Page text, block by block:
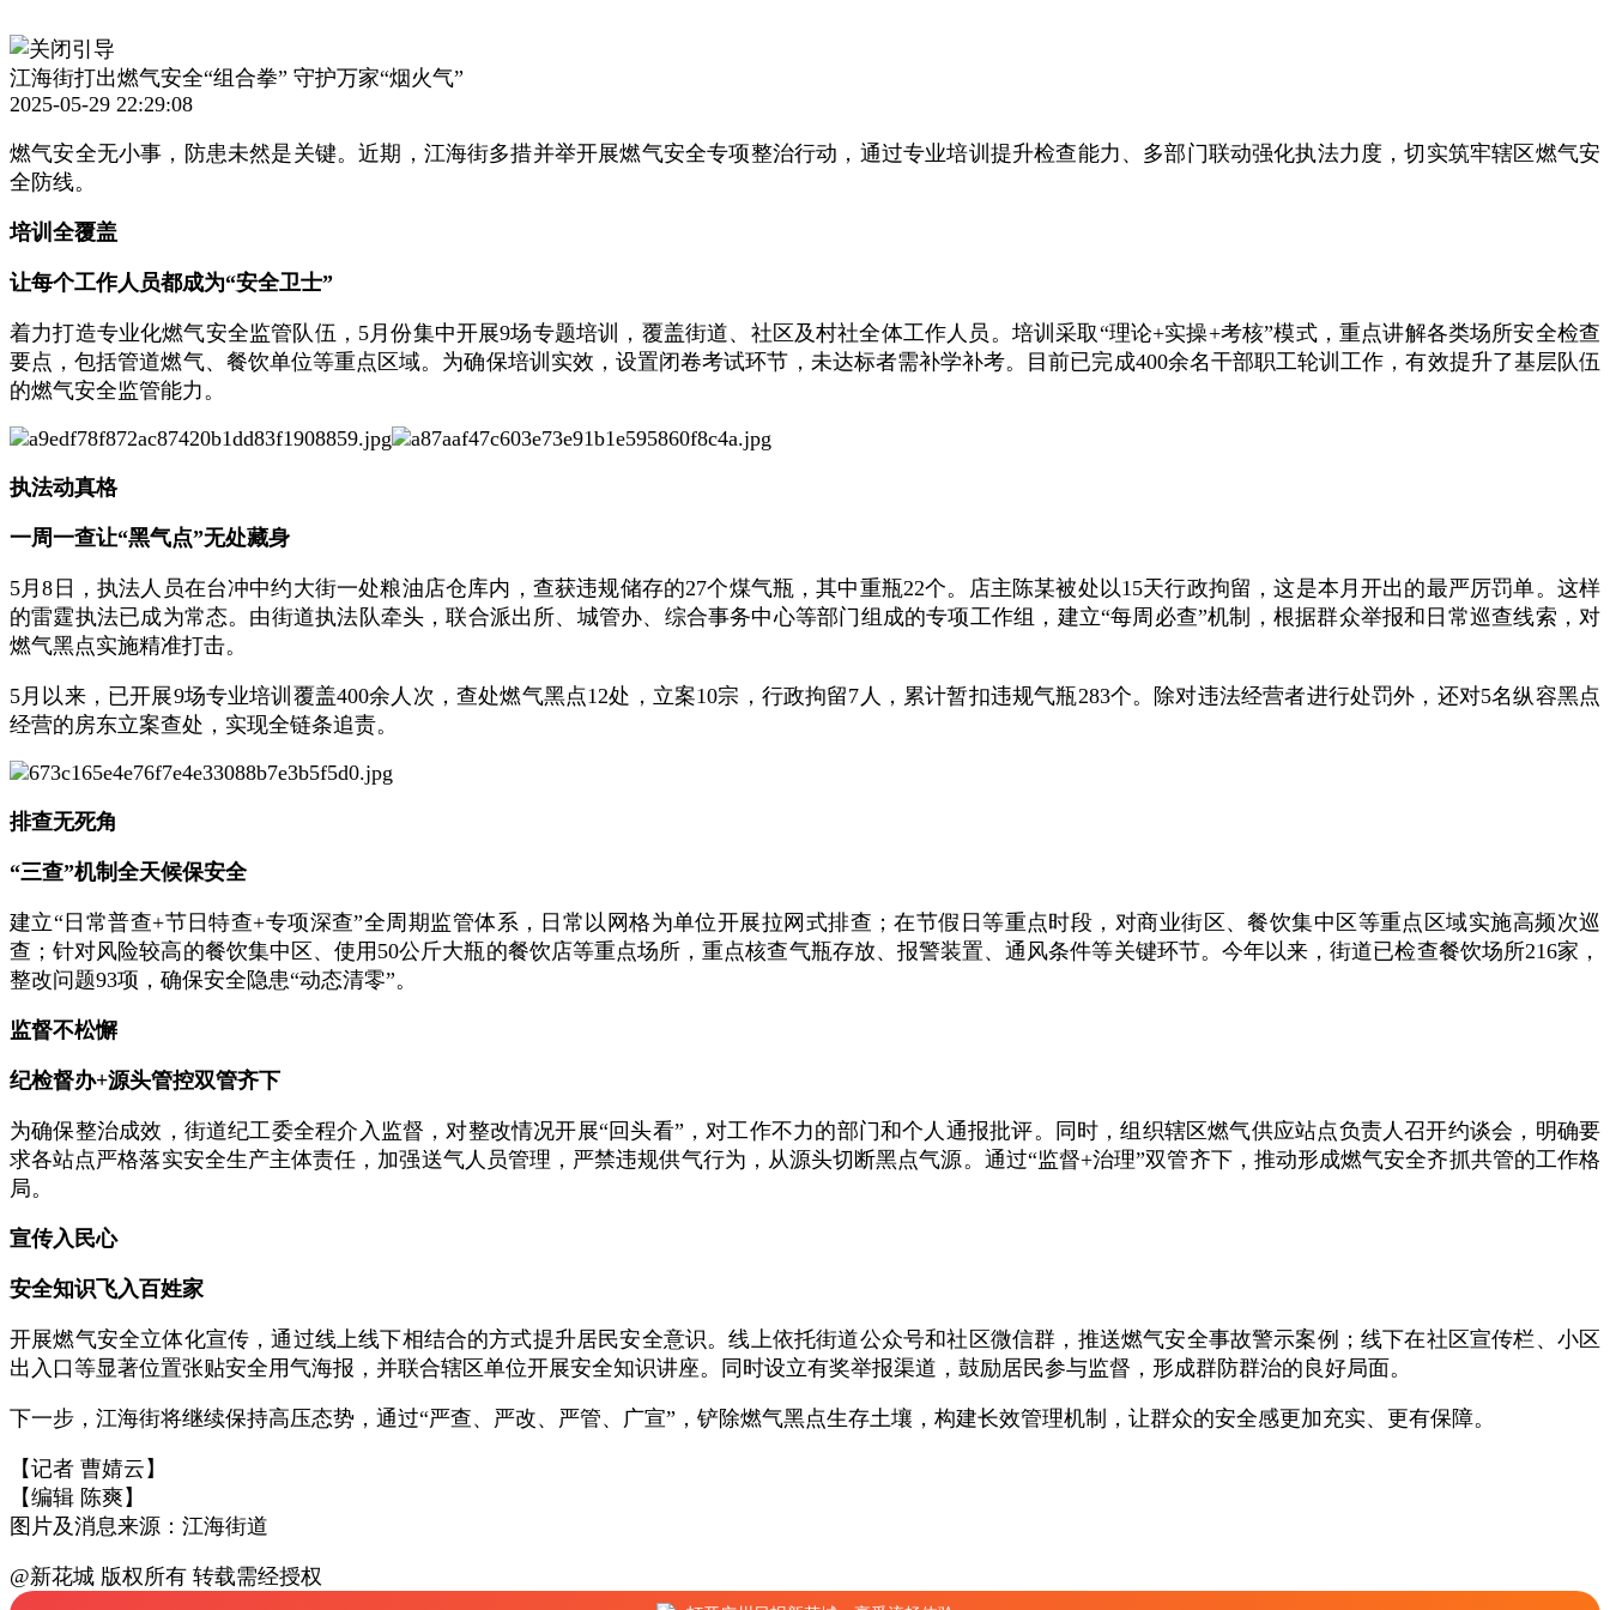
江海街打出燃气安全“组合拳” 守护万家“烟火气”
2025-05-29 22:29:08
燃气安全无小事，防患未然是关键。近期，江海街多措并举开展燃气安全专项整治行动，通过专业培训提升检查能力、多部门联动强化执法力度，切实筑牢辖区燃气安
全防线。
培训全覆盖
让每个工作人员都成为“安全卫士”
着力打造专业化燃气安全监管队伍，5月份集中开展9场专题培训，覆盖街道、社区及村社全体工作人员。培训采取“理论+实操+考核”模式，重点讲解各类场所安全检查
要点，包括管道燃气、餐饮单位等重点区域。为确保培训实效，设置闭卷考试环节，未达标者需补学补考。目前已完成400余名干部职工轮训工作，有效提升了基层队伍
的燃气安全监管能力。
执法动真格
一周一查让“黑气点”无处藏身
5月8日，执法人员在台冲中约大街一处粮油店仓库内，查获违规储存的27个煤气瓶，其中重瓶22个。店主陈某被处以15天行政拘留，这是本月开出的最严厉罚单。这样
的雷霆执法已成为常态。由街道执法队牵头，联合派出所、城管办、综合事务中心等部门组成的专项工作组，建立“每周必查”机制，根据群众举报和日常巡查线索，对
燃气黑点实施精准打击。
5月以来，已开展9场专业培训覆盖400余人次，查处燃气黑点12处，立案10宗，行政拘留7人，累计暂扣违规气瓶283个。除对违法经营者进行处罚外，还对5名纵容黑点
经营的房东立案查处，实现全链条追责。
排查无死角
“三查”机制全天候保安全
建立“日常普查+节日特查+专项深查”全周期监管体系，日常以网格为单位开展拉网式排查；在节假日等重点时段，对商业街区、餐饮集中区等重点区域实施高频次巡
查；针对风险较高的餐饮集中区、使用50公斤大瓶的餐饮店等重点场所，重点核查气瓶存放、报警装置、通风条件等关键环节。今年以来，街道已检查餐饮场所216家，
整改问题93项，确保安全隐患“动态清零”。
监督不松懈
纪检督办+源头管控双管齐下
为确保整治成效，街道纪工委全程介入监督，对整改情况开展“回头看”，对工作不力的部门和个人通报批评。同时，组织辖区燃气供应站点负责人召开约谈会，明确要
求各站点严格落实安全生产主体责任，加强送气人员管理，严禁违规供气行为，从源头切断黑点气源。通过“监督+治理”双管齐下，推动形成燃气安全齐抓共管的工作格
局。
宣传入民心
安全知识飞入百姓家
开展燃气安全立体化宣传，通过线上线下相结合的方式提升居民安全意识。线上依托街道公众号和社区微信群，推送燃气安全事故警示案例；线下在社区宣传栏、小区
出入口等显著位置张贴安全用气海报，并联合辖区单位开展安全知识讲座。同时设立有奖举报渠道，鼓励居民参与监督，形成群防群治的良好局面。
下一步，江海街将继续保持高压态势，通过“严查、严改、严管、广宣”，铲除燃气黑点生存土壤，构建长效管理机制，让群众的安全感更加充实、更有保障。
【记者 曹婧云】
【编辑 陈爽】
图片及消息来源：江海街道
@新花城 版权所有 转载需经授权